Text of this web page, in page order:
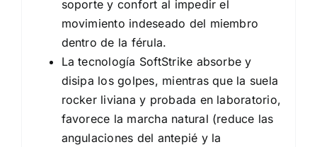
soporte y confort al impedir el
movimiento indeseado del miembro
dentro de la férula.
La tecnología SoftStrike absorbe y
disipa los golpes, mientras que la suela
rocker liviana y probada en laboratorio,
favorece la marcha natural (reduce las
angulaciones del antepié y la